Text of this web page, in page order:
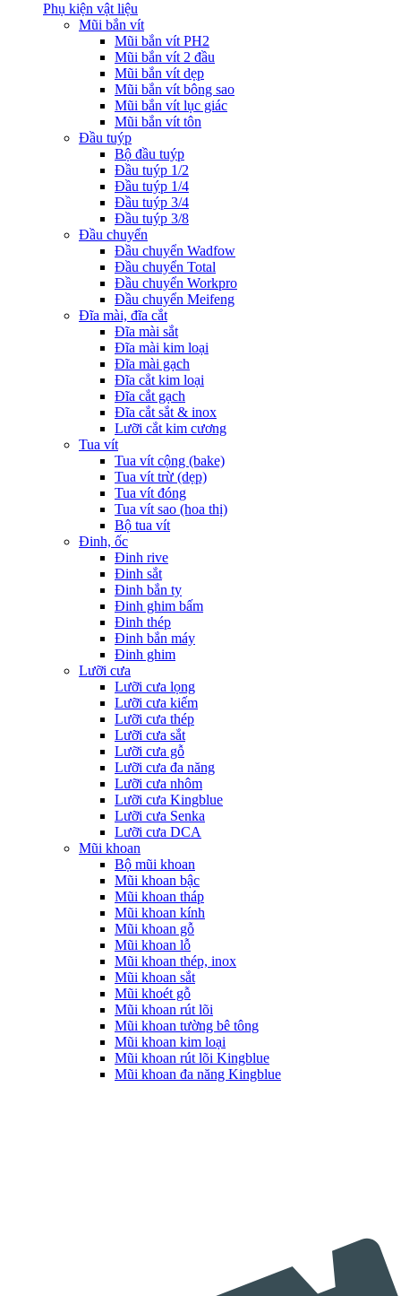
Phụ kiện vật liệu
Mũi bắn vít
Mũi bắn vít PH2
Mũi bắn vít 2 đầu
Mũi bắn vít dẹp
Mũi bắn vít bông sao
Mũi bắn vít lục giác
Mũi bắn vít tôn
Đầu tuýp
Bộ đầu tuýp
Đầu tuýp 1/2
Đầu tuýp 1/4
Đầu tuýp 3/4
Đầu tuýp 3/8
Đầu chuyển
Đầu chuyển Wadfow
Đầu chuyển Total
Đầu chuyển Workpro
Đầu chuyển Meifeng
Đĩa mài, đĩa cắt
Đĩa mài sắt
Đĩa mài kim loại
Đĩa mài gạch
Đĩa cẳt kim loại
Đĩa cắt gạch
Đĩa cắt sắt & inox
Lưỡi cắt kim cương
Tua vít
Tua vít cộng (bake)
Tua vít trừ (dẹp)
Tua vít đóng
Tua vít sao (hoa thị)
Bộ tua vít
Đinh, ốc
Đinh rive
Đinh sắt
Đinh bắn ty
Đinh ghim bấm
Đinh thép
Đinh bắn máy
Đinh ghim
Lưỡi cưa
Lưỡi cưa lọng
Lưỡi cưa kiếm
Lưỡi cưa thép
Lưỡi cưa sắt
Lưỡi cưa gỗ
Lưỡi cưa đa năng
Lưỡi cưa nhôm
Lưỡi cưa Kingblue
Lưỡi cưa Senka
Lưỡi cưa DCA
Mũi khoan
Bộ mũi khoan
Mũi khoan bậc
Mũi khoan tháp
Mũi khoan kính
Mũi khoan gỗ
Mũi khoan lỗ
Mũi khoan thép, inox
Mũi khoan sắt
Mũi khoét gỗ
Mũi khoan rút lõi
Mũi khoan tường bê tông
Mũi khoan kim loại
Mũi khoan rút lõi Kingblue
Mũi khoan đa năng Kingblue